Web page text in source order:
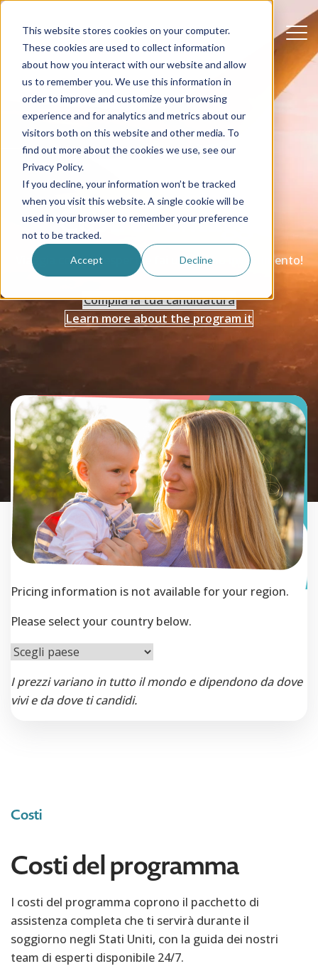
This website stores cookies on your computer.
These cookies are used to collect information
about how you interact with our website and allow
us to remember you. We use this information in
order to improve and customize your browsing
experience and for analytics and metrics about our
visitors both on this website and other media. To
find out more about the cookies we use, see our
Privacy Policy.
If you decline, your information won’t be tracked
when you visit this website. A single cookie will be
used in your browser to remember your preference
not to be tracked.
Accept Decline
Costi e vantaggi
Viaggia con veri esperti e fai un ottimo investimento!
Compila la tua candidatura
Learn more about the program it
Pricing information is not available for your region.
Please select your country below.
I prezzi variano in tutto il mondo e dipendono da dove
vivi e da dove ti candidi.
Costi
Costi del programma
I costi del programma coprono il pacchetto di
assistenza completa che ti servirà durante il
soggiorno negli Stati Uniti, con la guida dei nostri
team di esperti disponibile 24/7.